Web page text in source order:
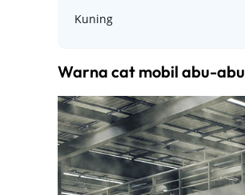
Kuning
Warna cat mobil abu-abu